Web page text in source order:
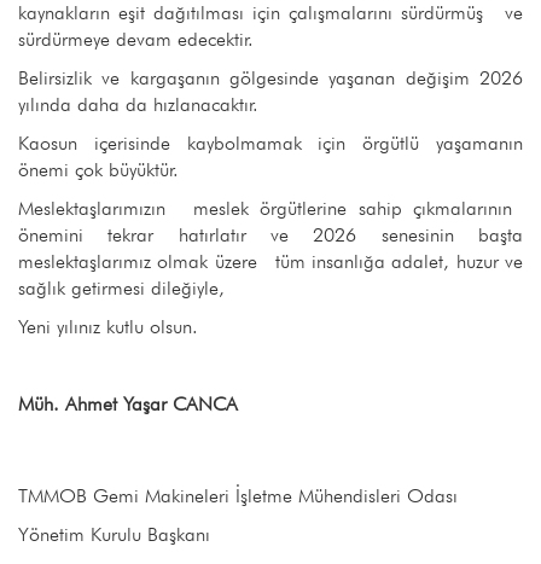
kaynakların eşit dağıtılması için çalışmalarını sürdürmüş ve
sürdürmeye devam edecektir.
Belirsizlik ve kargaşanın gölgesinde yaşanan değişim 2026
yılında daha da hızlanacaktır.
Kaosun içerisinde kaybolmamak için örgütlü yaşamanın
önemi çok büyüktür.
Meslektaşlarımızın meslek örgütlerine sahip çıkmalarının
önemini tekrar hatırlatır ve 2026 senesinin başta
meslektaşlarımız olmak üzere tüm insanlığa adalet, huzur ve
sağlık getirmesi dileğiyle,
Yeni yılınız kutlu olsun.
Müh. Ahmet Yaşar CANCA
TMMOB Gemi Makineleri İşletme Mühendisleri Odası
Yönetim Kurulu Başkanı